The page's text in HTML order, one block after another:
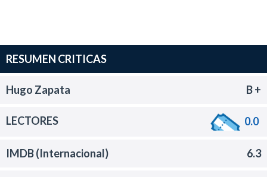
RESUMEN CRITICAS
Hugo Zapata B +
LECTORES 0.0
IMDB (Internacional) 6.3